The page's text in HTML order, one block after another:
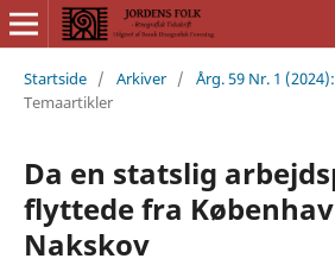
Startside / Arkiver / Årg. 59 Nr. 1
Temaartikler
Da en statslig
flyttede fra
Nakskov